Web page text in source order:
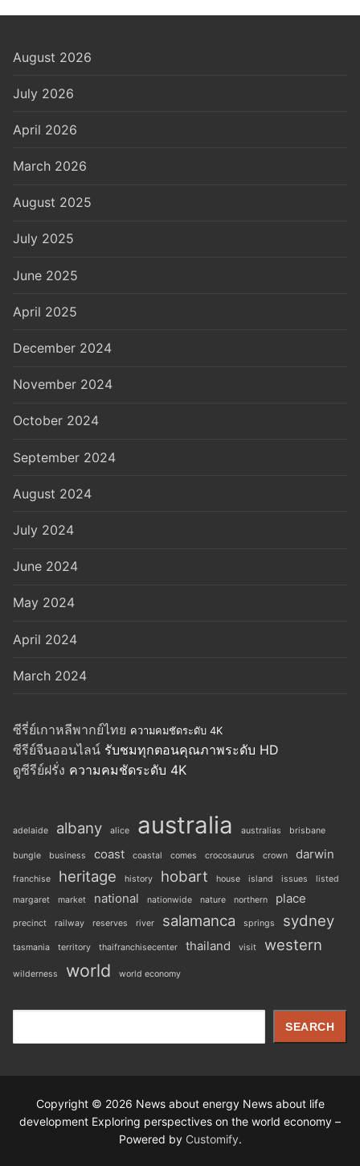
August 2026
July 2026
April 2026
March 2026
August 2025
July 2025
June 2025
April 2025
December 2024
November 2024
October 2024
September 2024
August 2024
July 2024
June 2024
May 2024
April 2024
March 2024
ซีรี่ย์เกาหลีพากย์ไทย ความคมชัดระดับ 4K
ซีรีย์จีนออนไลน์ รับชมทุกตอนคุณภาพระดับ HD
ดูซีรีย์ฝรั่ง ความคมชัดระดับ 4K
adelaide albany alice australia australias brisbane
bungle business coast coastal comes crocosaurus crown darwin
franchise heritage history hobart house island issues
listed
margaret
market national nationwide nature northern place
precinct railway reserves river salamanca springs sydney
tasmania territory thaifranchisecenter thailand visit western
wilderness world world economy
SEARCH
Copyright © 2026 News about energy News about life
development Exploring perspectives on the world economy –
Powered by Customify.